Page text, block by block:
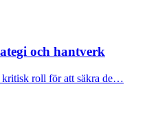
och hantverk
kritisk roll för att säkra de…